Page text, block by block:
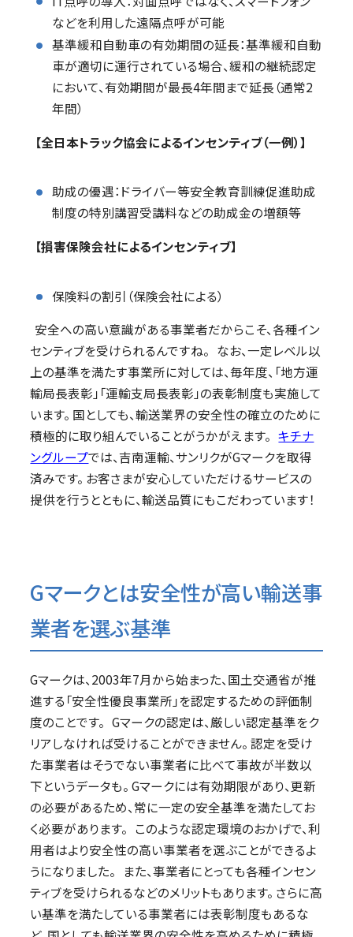
などを利用した遠隔点呼が可能
基準緩和自動車の有効期間の延長：基準緩和自動
車が適切に運行されている場合、緩和の継続認定
において、有効期間が最長4年間まで延長（通常2
年間）
【全日本トラック協会によるインセンティブ（一例）】
助成の優遇：ドライバー等安全教育訓練促進助成
制度の特別講習受講料などの助成金の増額等
【損害保険会社によるインセンティブ】
保険料の割引（保険会社による）
安全への高い意識がある事業者だからこそ、各種イン
センティブを受けられるんですね。 なお、一定レベル以
上の基準を満たす事業所に対しては、毎年度、「地方運
輸局長表彰」「運輸支局長表彰」の表彰制度も実施して
います。 国としても、輸送業界の安全性の確立のために
積極的に取り組んでいることがうかがえます。キチナ
ングループでは、吉南運輸、サンリクがGマークを取得
済みです。 お客さまが安心していただけるサービスの
提供を行うとともに、輸送品質にもこだわっています！
Gマークとは安全性が高い輸送事
業者を選ぶ基準
Gマークは、2003年7月から始まった、国土交通省が推
進する「安全性優良事業所」を認定するための評価制
度のことです。 Gマークの認定は、厳しい認定基準をク
リアしなければ受けることができません。 認定を受け
た事業者はそうでない事業者に比べて事故が半数以
下というデータも。 Gマークには有効期限があり、更新
の必要があるため、常に一定の安全基準を満たしてお
く必要があります。 このような認定環境のおかげで、利
用者はより安全性の高い事業者を選ぶことができるよ
うになりました。 また、事業者にとっても各種インセン
ティブを受けられるなどのメリットもあります。 さらに高
い基準を満たしている事業者には表彰制度もあるな